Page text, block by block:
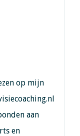
op mijn
aan
en